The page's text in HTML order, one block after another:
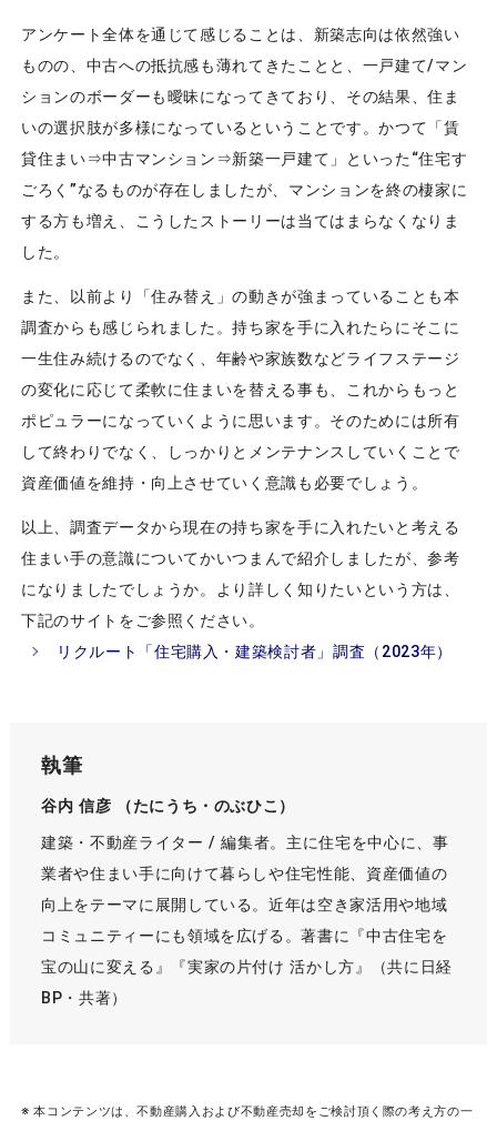
アンケート全体を通じて感じることは、新築志向は依然強い
ものの、中古への抵抗感も薄れてきたことと、一戸建て/マン
ションのボーダーも曖昧になってきており、その結果、住ま
いの選択肢が多様になっているということです。かつて「賃
貸住まい⇒中古マンション⇒新築一戸建て」といった“住宅す
ごろく”なるものが存在しましたが、マンションを終の棲家に
する方も増え、こうしたストーリーは当てはまらなくなりま
した。
また、以前より「住み替え」の動きが強まっていることも本
調査からも感じられました。持ち家を手に入れたらにそこに
一生住み続けるのでなく、年齢や家族数などライフステージ
の変化に応じて柔軟に住まいを替える事も、これからもっと
ポピュラーになっていくように思います。そのためには所有
して終わりでなく、しっかりとメンテナンスしていくことで
資産価値を維持・向上させていく意識も必要でしょう。
以上、調査データから現在の持ち家を手に入れたいと考える
住まい手の意識についてかいつまんで紹介しましたが、参考
になりましたでしょうか。より詳しく知りたいという方は、
下記のサイトをご参照ください。
リクルート「住宅購入・建築検討者」調査（2023年）
執筆
谷内 信彦 （たにうち・のぶひこ）
建築・不動産ライター / 編集者。主に住宅を中心に、事
業者や住まい手に向けて暮らしや住宅性能、資産価値の
向上をテーマに展開している。近年は空き家活用や地域
コミュニティーにも領域を広げる。著書に『中古住宅を
宝の山に変える』『実家の片付け 活かし方』（共に日経
BP・共著）
※ 本コンテンツは、不動産購入および不動産売却をご検討頂く際の考え方の一